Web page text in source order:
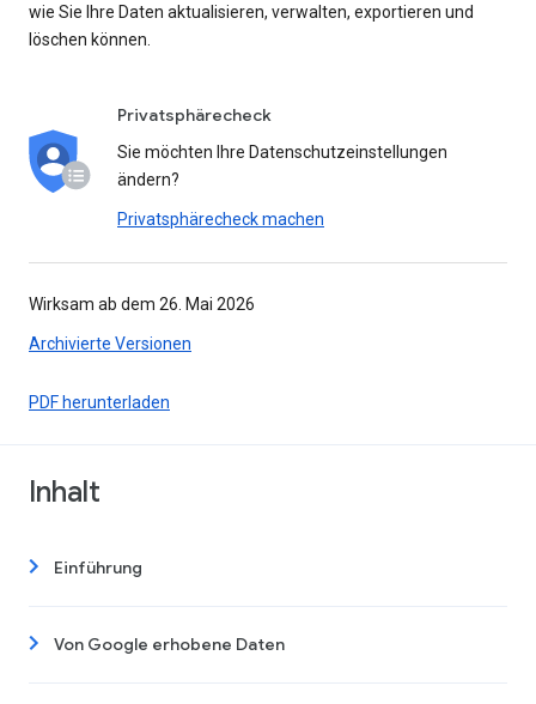
wie Sie Ihre Daten aktualisieren, verwalten, exportieren und
löschen können.
Privatsphärecheck
Sie möchten Ihre Datenschutzeinstellungen
ändern?
Privatsphärecheck machen
Wirksam ab dem 26. Mai 2026
Archivierte Versionen
PDF herunterladen
Inhalt
Einführung
Von Google erhobene Daten